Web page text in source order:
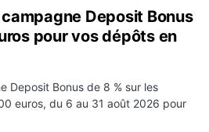
Deposit Bonus
pour vos dépôts en
Deposit Bonus de 8 % sur les
euros, du 6 au 31 août 2026 pour